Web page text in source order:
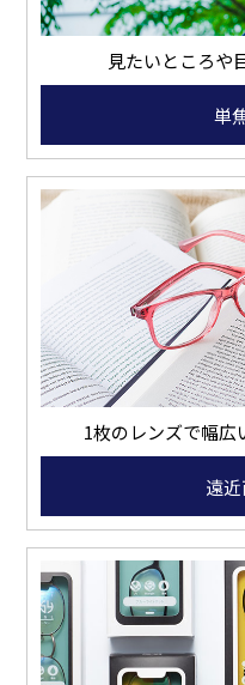
見たいところや
単
1枚のレンズで幅広
遠